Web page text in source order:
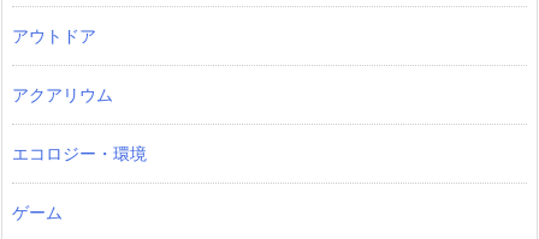
アウトドア
アクアリウム
エコロジー・環境
ゲーム